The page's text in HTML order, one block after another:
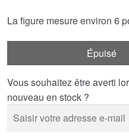
La figure mesure environ 6
Épuisé
Vous souhaitez être averti
nouveau en stock ?